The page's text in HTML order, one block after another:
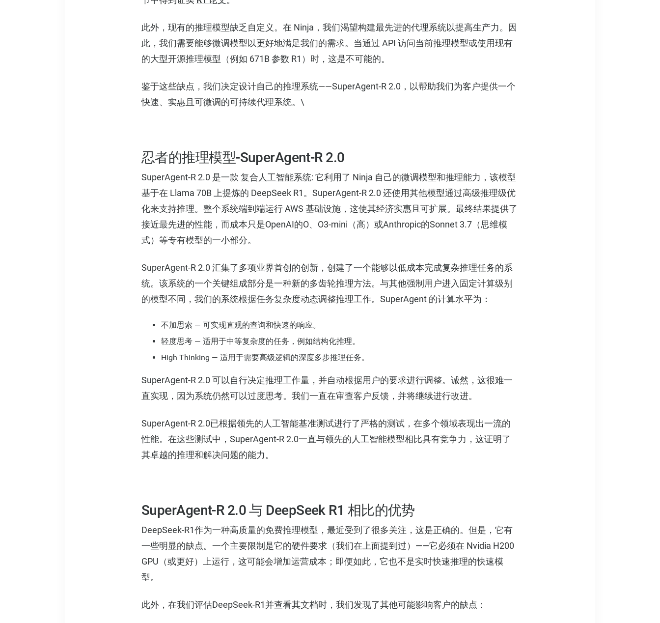
此外，现有的推理模型缺乏自定义。在 Ninja，我们渴望构建最先进的代理系统以提高生产力。因
此，我们需要能够微调模型以更好地满足我们的需求。当通过 API 访问当前推理模型或使用现有
的大型开源推理模型（例如 671B 参数 R1）时，这是不可能的。
鉴于这些缺点，我们决定设计自己的推理系统——SuperAgent-R 2.0，以帮助我们为客户提供一个
快速、实惠且可微调的可持续代理系统。\
忍者的推理模型-SuperAgent-R 2.0
SuperAgent-R 2.0 是一款 复合人工智能系统: 它利用了 Ninja 自己的微调模型和推理能力，该模型
基于在 Llama 70B 上提炼的 DeepSeek R1。SuperAgent-R 2.0 还使用其他模型通过高级推理级优
化来支持推理。整个系统端到端运行 AWS 基础设施，这使其经济实惠且可扩展。最终结果提供了
接近最先进的性能，而成本只是OpenAI的O、O3-mini（高）或Anthropic的Sonnet 3.7（思维模
式）等专有模型的一小部分。
SuperAgent-R 2.0 汇集了多项业界首创的创新，创建了一个能够以低成本完成复杂推理任务的系
统。该系统的一个关键组成部分是一种新的多齿轮推理方法。与其他强制用户进入固定计算级别
的模型不同，我们的系统根据任务复杂度动态调整推理工作。SuperAgent 的计算水平为：
不加思索 — 可实现直观的查询和快速的响应。
轻度思考 — 适用于中等复杂度的任务，例如结构化推理。
High Thinking — 适用于需要高级逻辑的深度多步推理任务。
SuperAgent-R 2.0 可以自行决定推理工作量，并自动根据用户的要求进行调整。诚然，这很难一
直实现，因为系统仍然可以过度思考。我们一直在审查客户反馈，并将继续进行改进。
SuperAgent-R 2.0已根据领先的人工智能基准测试进行了严格的测试，在多个领域表现出一流的
性能。在这些测试中，SuperAgent-R 2.0一直与领先的人工智能模型相比具有竞争力，这证明了
其卓越的推理和解决问题的能力。
SuperAgent-R 2.0 与 DeepSeek R1 相比的优势
DeepSeek-R1作为一种高质量的免费推理模型，最近受到了很多关注，这是正确的。但是，它有
一些明显的缺点。一个主要限制是它的硬件要求（我们在上面提到过）——它必须在 Nvidia H200
GPU（或更好）上运行，这可能会增加运营成本；即便如此，它也不是实时快速推理的快速模
型。
此外，在我们评估DeepSeek-R1并查看其文档时，我们发现了其他可能影响客户的缺点：